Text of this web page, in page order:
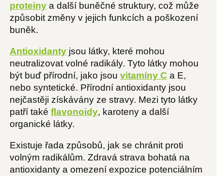
proteiny a další buněčné struktury, což může
způsobit změny v jejich funkcích a poškození
buněk.
Antioxidanty jsou látky, které mohou
neutralizovat volné radikály. Tyto látky mohou
být buď přírodní, jako jsou vitamíny C a E,
nebo syntetické. Přírodní antioxidanty jsou
nejčastěji získávány ze stravy. Mezi tyto látky
patří také flavonoidy, karoteny a další
organické látky.
Existuje řada způsobů, jak se chránit proti
volným radikálům. Zdravá strava bohatá na
antioxidanty a omezení expozice potenciálním